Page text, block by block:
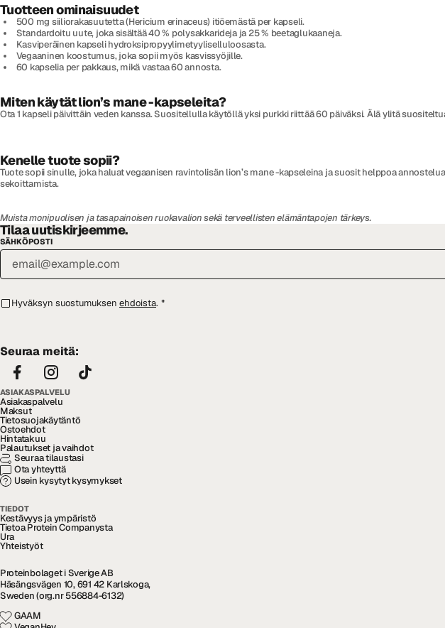
Tuotteen ominaisuudet
500 mg siiliorakasuutetta (Hericium erinaceus) itiöemästä per kapseli.
Standardoitu uute, joka sisältää 40 % polysakkarideja ja 25 % beetaglukaaneja.
Kasviperäinen kapseli hydroksipropyylimetyyliselluloosasta.
Vegaaninen koostumus, joka sopii myös kasvissyöjille.
60 kapselia per pakkaus, mikä vastaa 60 annosta.
Miten käytät lion’s mane -kapseleita?
Ota 1 kapseli päivittäin veden kanssa. Suositellulla käytöllä yksi purkki riittää 60 päiväksi. Älä ylitä
Kenelle tuote sopii?
Tuote sopii sinulle, joka haluat vegaanisen ravintolisän lion’s mane -kapseleina ja suosit helppoa
sekoittamista.
Muista monipuolisen ja tasapainoisen ruokavalion sekä terveellisten elämäntapojen tärkeys.
Tilaa uutiskirjeemme.
SÄHKÖPOSTI
Hyväksyn suostumuksen ehdoista. *
Seuraa meitä:
ASIAKASPALVELU
Asiakaspalvelu
Maksut
Tietosuojakäytäntö
Ostoehdot
Hintatakuu
Palautukset ja vaihdot
Seuraa tilaustasi
Ota yhteyttä
Usein kysytyt kysymykset
TIEDOT
Kestävyys ja ympäristö
Tietoa Protein Companysta
Ura
Yhteistyöt
Proteinbolaget i Sverige AB
Häsängsvägen 10, 691 42 Karlskoga,
Sweden (org.nr 556884-6132)
GAAM